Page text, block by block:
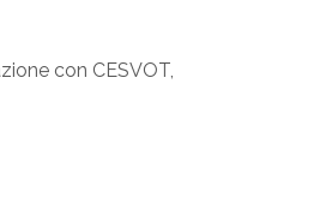
con CESVOT,